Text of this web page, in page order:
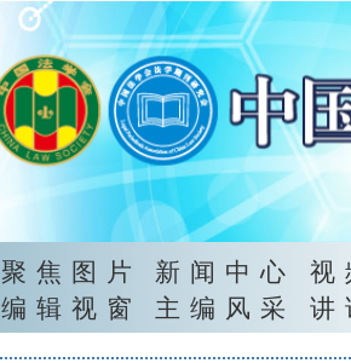
聚焦图片 新闻中心
编辑视窗 主编风采